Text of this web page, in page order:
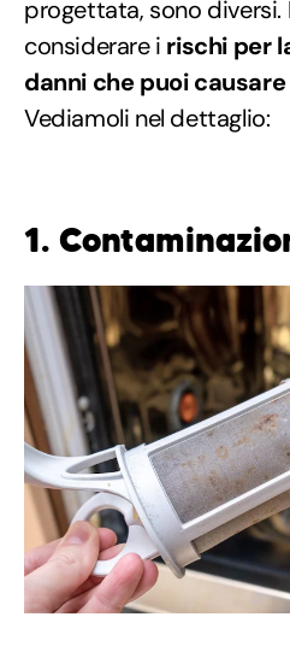
progettata, sono diversi.
considerare i rischi per
danni che puoi causare
Vediamoli nel dettaglio:
1.